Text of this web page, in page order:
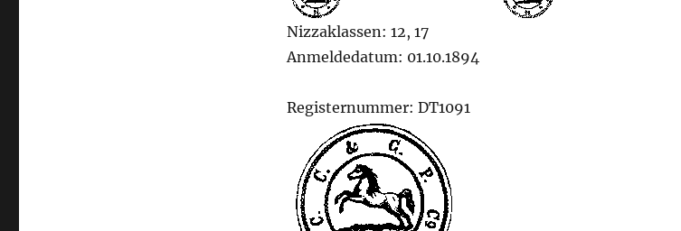
Nizzaklassen: 12, 17
Anmeldedatum: 01.10.1894
Registernummer: DT1091